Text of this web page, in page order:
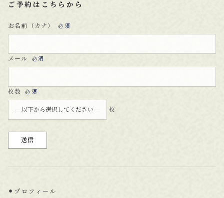
ご予約はこちらから
お名前（カナ） 必須
メール 必須
枚数 必須
枚
⚫︎プロフィール